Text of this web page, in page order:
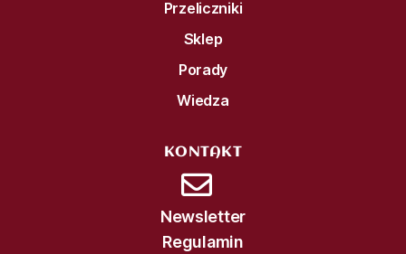
Przeliczniki
Sklep
Porady
Wiedza
KONTAKT
Newsletter
Regulamin